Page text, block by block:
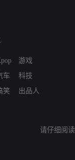
车
笑
游戏
科技
出品人
请仔细阅读